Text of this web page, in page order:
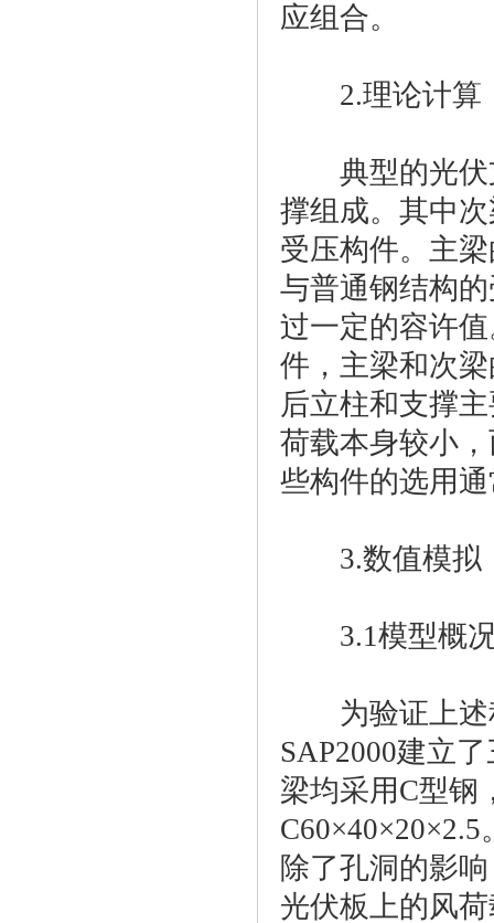
应组合。
2.理论计算
典型的光伏
撑组成。其中
受压构件。主
与普通钢结构
过一定的容许
件，主梁和次
后立柱和支撑
荷载本身较小
些构件的选用
3.数值模拟
3.1模型概
为验证上述
SAP2000建立
梁均采用C型钢
除了孔洞的影
光伏板上的风